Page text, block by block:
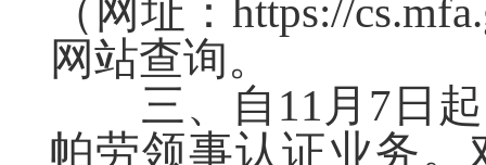
（网址：https://
网站查询。
三、自11月7日起
帕劳领事认证业务